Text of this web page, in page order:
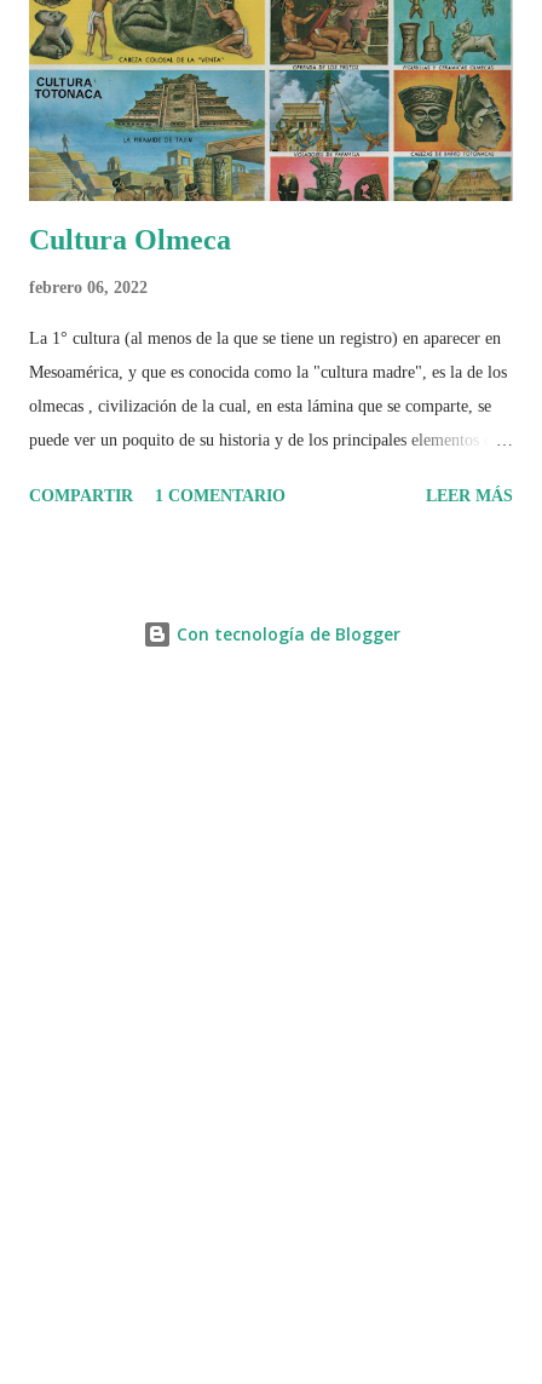
Cultura Olmeca
febrero 06, 2022
La 1° cultura (al menos de la que se tiene un registro) en aparecer en
Mesoamérica, y que es conocida como la "cultura madre", es la de los
olmecas , civilización de la cual, en esta lámina que se comparte, se
puede ver un poquito de su historia y de los principales elementos que
COMPARTIR
1 COMENTARIO LEER MÁS
Con tecnología de Blogger